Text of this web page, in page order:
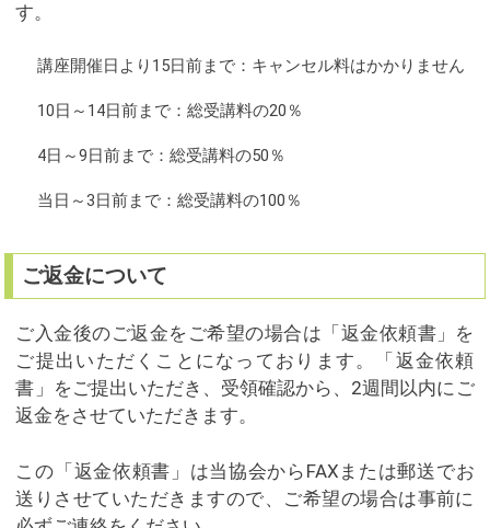
す。
講座開催日より15日前まで：キャンセル料はかかりません
10日～14日前まで：総受講料の20％
4日～9日前まで：総受講料の50％
当日～3日前まで：総受講料の100％
ご返金について
ご入金後のご返金をご希望の場合は「返金依頼書」を
ご提出いただくことになっております。「返金依頼
書」をご提出いただき、受領確認から、2週間以内にご
返金をさせていただきます。
この「返金依頼書」は当協会からFAXまたは郵送でお
送りさせていただきますので、ご希望の場合は事前に